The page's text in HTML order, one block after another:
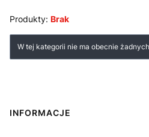
Produkty: Brak
Lista produktów
W tej kategorii nie ma obecnie
Linki w stopce
INFORMACJE